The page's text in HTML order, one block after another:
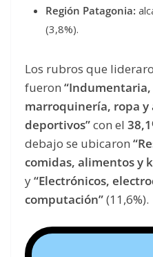
Región Patagonia:
(3,8%).
Los rubros que
fueron “Indumentaria,
marroquinería, ropa y
deportivos”con el
debajo se ubicaron
comidas, alimentos y
y“Electrónicos,
computación”(11,6%).